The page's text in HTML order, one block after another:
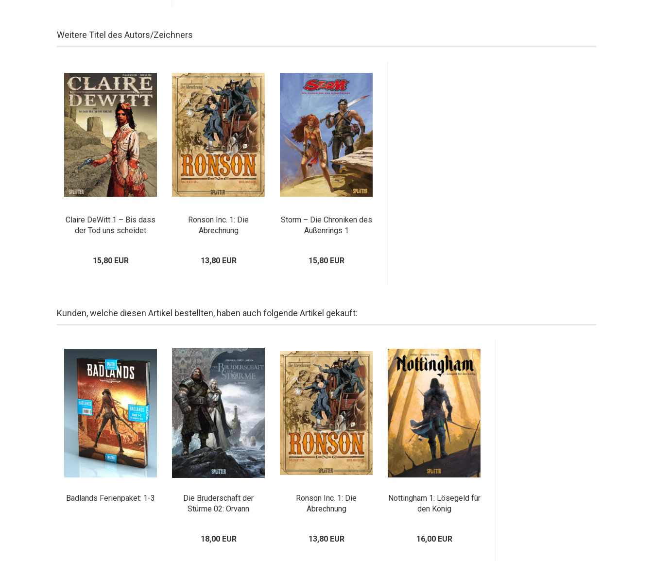
Weitere Titel des Autors/Zeichners
Claire DeWitt 1 – Bis dass
der Tod uns scheidet
15,80 EUR
Ronson Inc. 1: Die
Abrechnung
13,80 EUR
Storm – Die Chroniken des
Außenrings 1
15,80 EUR
Kunden, welche diesen Artikel bestellten, haben auch folgende Artikel gekauft:
Badlands Ferienpaket: 1-3
Die Bruderschaft der
Stürme 02: Orvann
18,00 EUR
Ronson Inc. 1: Die
Abrechnung
13,80 EUR
Nottingham 1: Lösegeld für
den König
16,00 EUR